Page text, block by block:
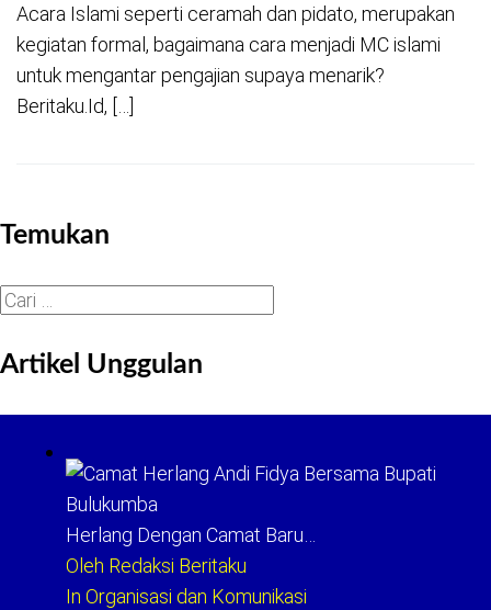
Acara Islami seperti ceramah dan pidato, merupakan
kegiatan formal, bagaimana cara menjadi MC islami
untuk mengantar pengajian supaya menarik?
Beritaku.Id, […]
Temukan
Cari
Artikel Unggulan
Herlang Dengan Camat Baru…
Oleh Redaksi Beritaku
In Organisasi dan Komunikasi